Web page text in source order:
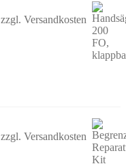
zzgl. Versandkosten
zzgl. Versandkosten